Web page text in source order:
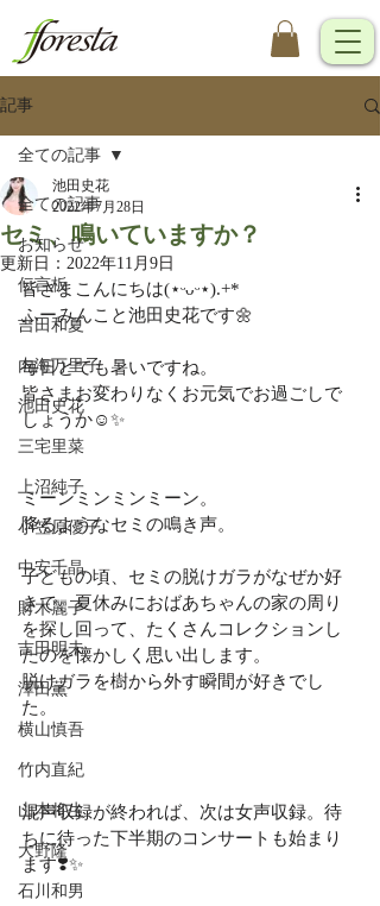
記事
全ての記事
お知らせ
伝言板
吉田和夏
内海万里子
池田史花
三宅里菜
上沼純子
小笠原優子
中安千晶
財木麗子
吉田明未
澤田薫
横山慎吾
竹内直紀
山本将生
大野隆
石川和男
全ての記事
セミ、鳴いていますか？
池田史花
2022年7月28日
更新日： 2022年11月9日
皆さまこんにちは(⋆ᵕᴗᵕ⋆).+*
ふーみんこと池田史花です🌼
毎日とても暑いですね。
皆さまお変わりなくお元気でお過ごしで
しょうか☺️✨
ミーンミンミンミーン。
降るようなセミの鳴き声。
子どもの頃、セミの脱けガラがなぜか好
きで、夏休みにおばあちゃんの家の周り
を探し回って、たくさんコレクションし
たのを懐かしく思い出します。
脱けガラを樹から外す瞬間が好きでし
た。
混声収録が終われば、次は女声収録。待
ちに待った下半期のコンサートも始まり
ます❣️✨